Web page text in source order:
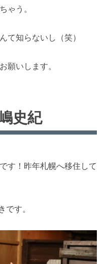
ゃう。
て知らないし（笑）
願いします。
史紀
す！昨年札幌へ移住して
です。